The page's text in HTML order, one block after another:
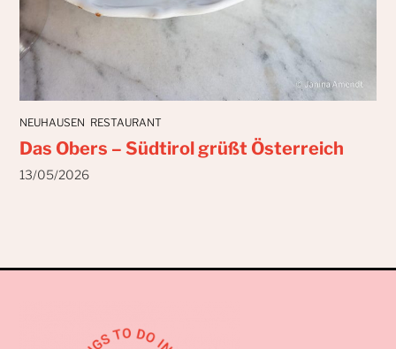
NEUHAUSEN RESTAURANT
Das Obers – Südtirol grüßt Österreich
13/05/2026